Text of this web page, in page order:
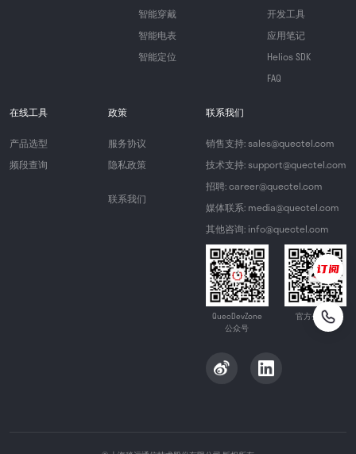
智能穿戴
智能电表
智能定位
开发工具
应用笔记
Helios SDK
FAQ
在线工具
产品选型
频段查询
政策
服务协议
隐私政策
联系我们
联系我们
销售支持: sales@quectel.com
技术支持: support@quectel.com
招聘: career@quectel.com
媒体联系: media@quectel.com
其他咨询: info@quectel.com
QuecDevZone
公众号
官方公众号